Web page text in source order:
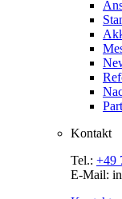
Kontakt
Tel.: +49
E-Mail: